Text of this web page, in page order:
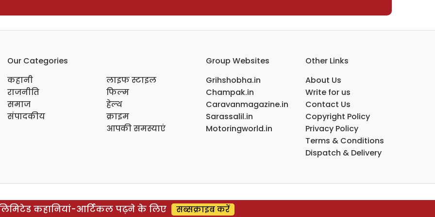
Our Categories
कहानी
राजनीति
समाज
संपादकीय
लाइफ स्टाइल
फिल्म
हेल्थ
क्राइम
आपकी समस्याएं
Group Websites
Grihshobha.in
Champak.in
Caravanmagazine.in
Sarassalil.in
Motoringworld.in
Other Links
About Us
Write for us
Contact Us
Copyright Policy
Privacy Policy
Terms & Conditions
Dispatch & Delivery
कहानियां-आर्टिकल पढ़ने के लिए सब्सक्राइब करें